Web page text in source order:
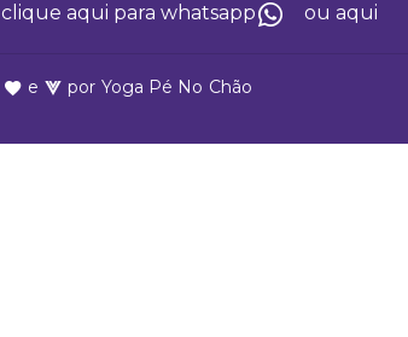
clique aqui para whatsapp ou aqui
e por Yoga Pé No Chão